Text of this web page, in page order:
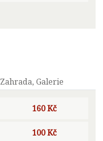
Zahrada, Galerie
160 Kč
100 Kč